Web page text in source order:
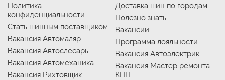
Политика
конфиденциальности
Стать шинным поставщиком
Вакансия Автомаляр
Вакансия Автослесарь
Вакансия Автомеханика
Вакансия Рихтовщик
Доставка шин по городам
Полезно знать
Вакансии
Программа лояльности
Вакансия Автоэлектрик
Вакансия Мастер ремонта
КПП